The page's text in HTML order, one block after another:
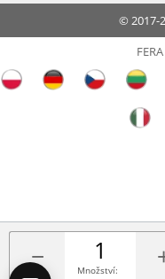
− Množství:
© 2017-